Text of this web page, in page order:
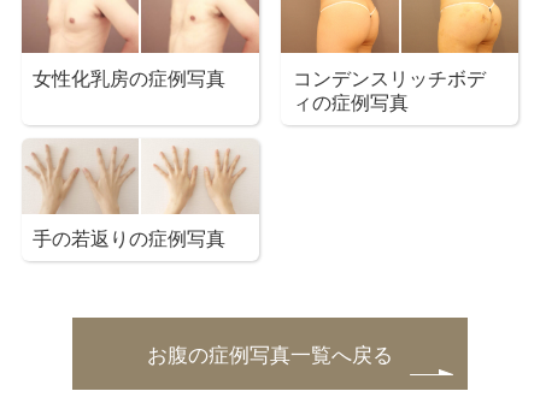
女性化乳房の症例写真
コンデンスリッチボデ
ィの症例写真
手の若返りの症例写真
お腹の症例写真一覧へ戻る